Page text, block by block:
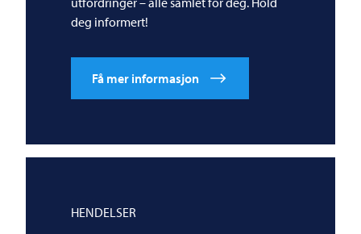
deg informert!
Få mer informasjon
HENDELSER